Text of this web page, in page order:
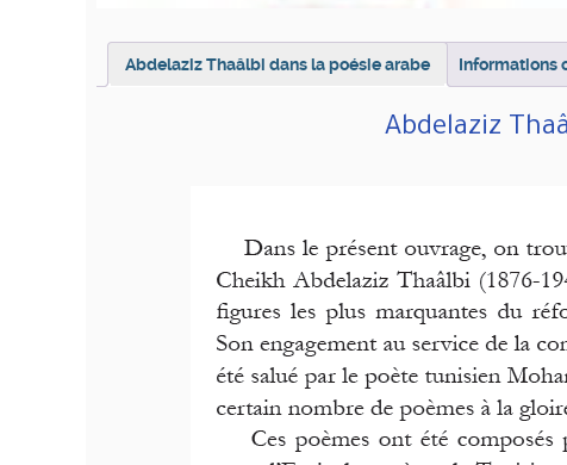
Abdelaziz Thaâlbi dans la poésie arabe Informations
Abdelaziz